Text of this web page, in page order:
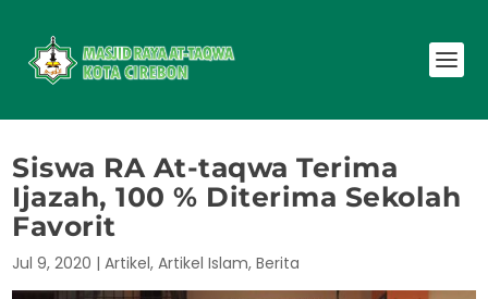
Siswa RA At-taqwa Terima
Ijazah, 100 % Diterima Sekolah
Favorit
Jul 9, 2020 |Artikel,Artikel Islam,Berita